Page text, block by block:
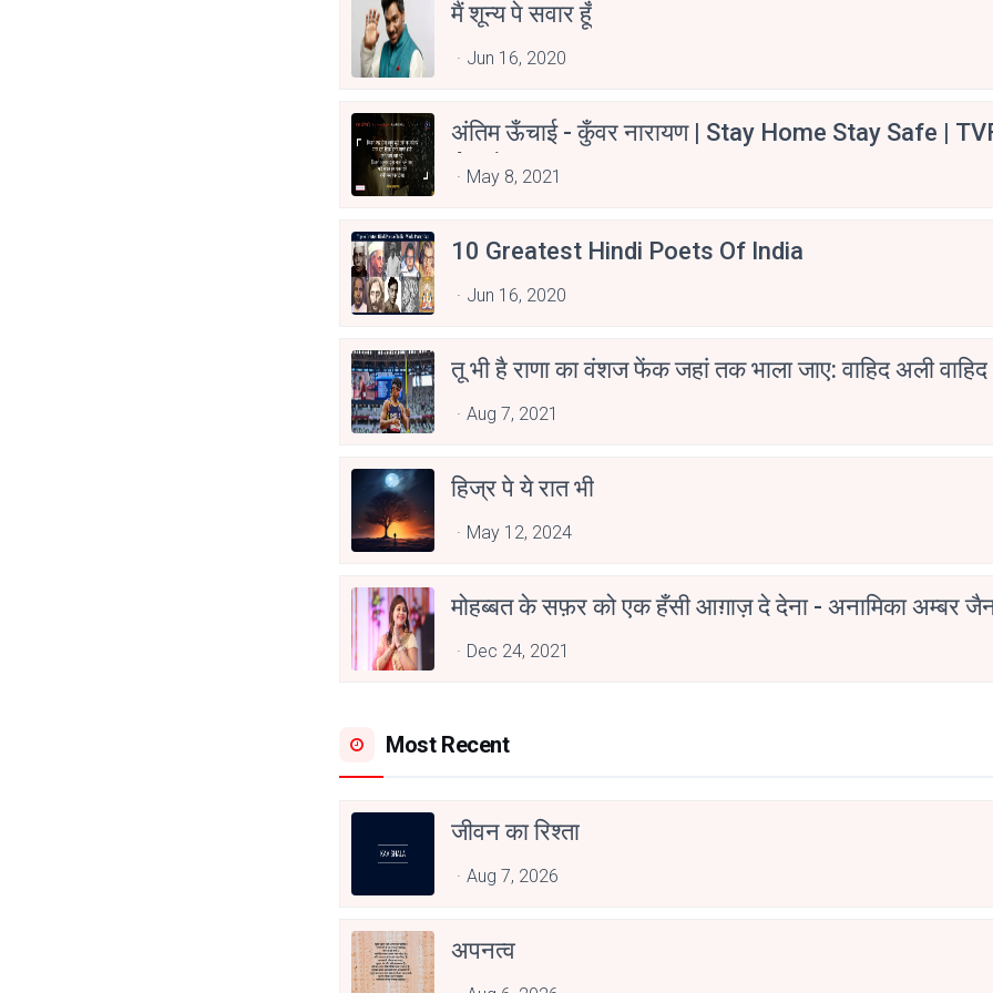
मैं शून्य पे सवार हूँ
Jun 16, 2020
अंतिम ऊँचाई - कुँवर नारायण | Stay Home Stay Safe |
Aspirants
May 8, 2021
10 Greatest Hindi Poets Of India
Jun 16, 2020
तू भी है राणा का वंशज फेंक जहां तक भाला जाए: वाहिद अली वाहिद
Aug 7, 2021
हिज्र पे ये रात भी
May 12, 2024
मोहब्बत के सफ़र को एक हँसी आग़ाज़ दे देना - अनामिका अम्बर
Dec 24, 2021
Most Recent
जीवन का रिश्ता
Aug 7, 2026
अपनत्व